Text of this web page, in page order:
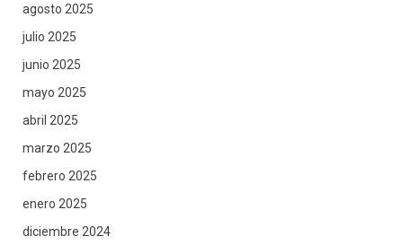
agosto 2025
julio 2025
junio 2025
mayo 2025
abril 2025
marzo 2025
febrero 2025
enero 2025
diciembre 2024